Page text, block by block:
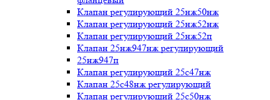
Клапан регулирующий 25нж50нж
Клапан регулирующий 25нж52нж
Клапан регулирующий 25нж52п
Клапан 25нж947нж регулирующий
25нж947п
Клапан регулирующий 25с47нж
Клапан 25с48нж регулирующий
Клапан регулирующий 25с50нж